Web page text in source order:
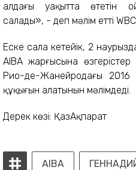
алдағы уақытта өтетін
салады», - деп мәлім етті
Еске сала кетейік, 2
AIBA жарғысына өзгерістер
Рио-де-Жанейродағы 2016
құқығын алатынын мәлімдеді.
Дерек көзі: ҚазАқпарат
AIBA